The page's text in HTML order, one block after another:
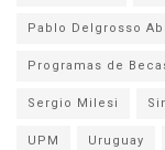
Pablo Delgrosso
Programas de
Sergio Milesi
UPM Uruguay